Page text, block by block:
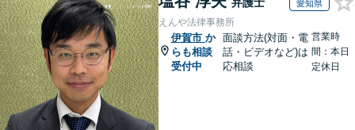
愛知県
えんや法律事務所
伊賀市 か
らも相談
受付中
面談方法(対面・電
話・ビデオなど)は
応相談
営業時
間：本日
定休日